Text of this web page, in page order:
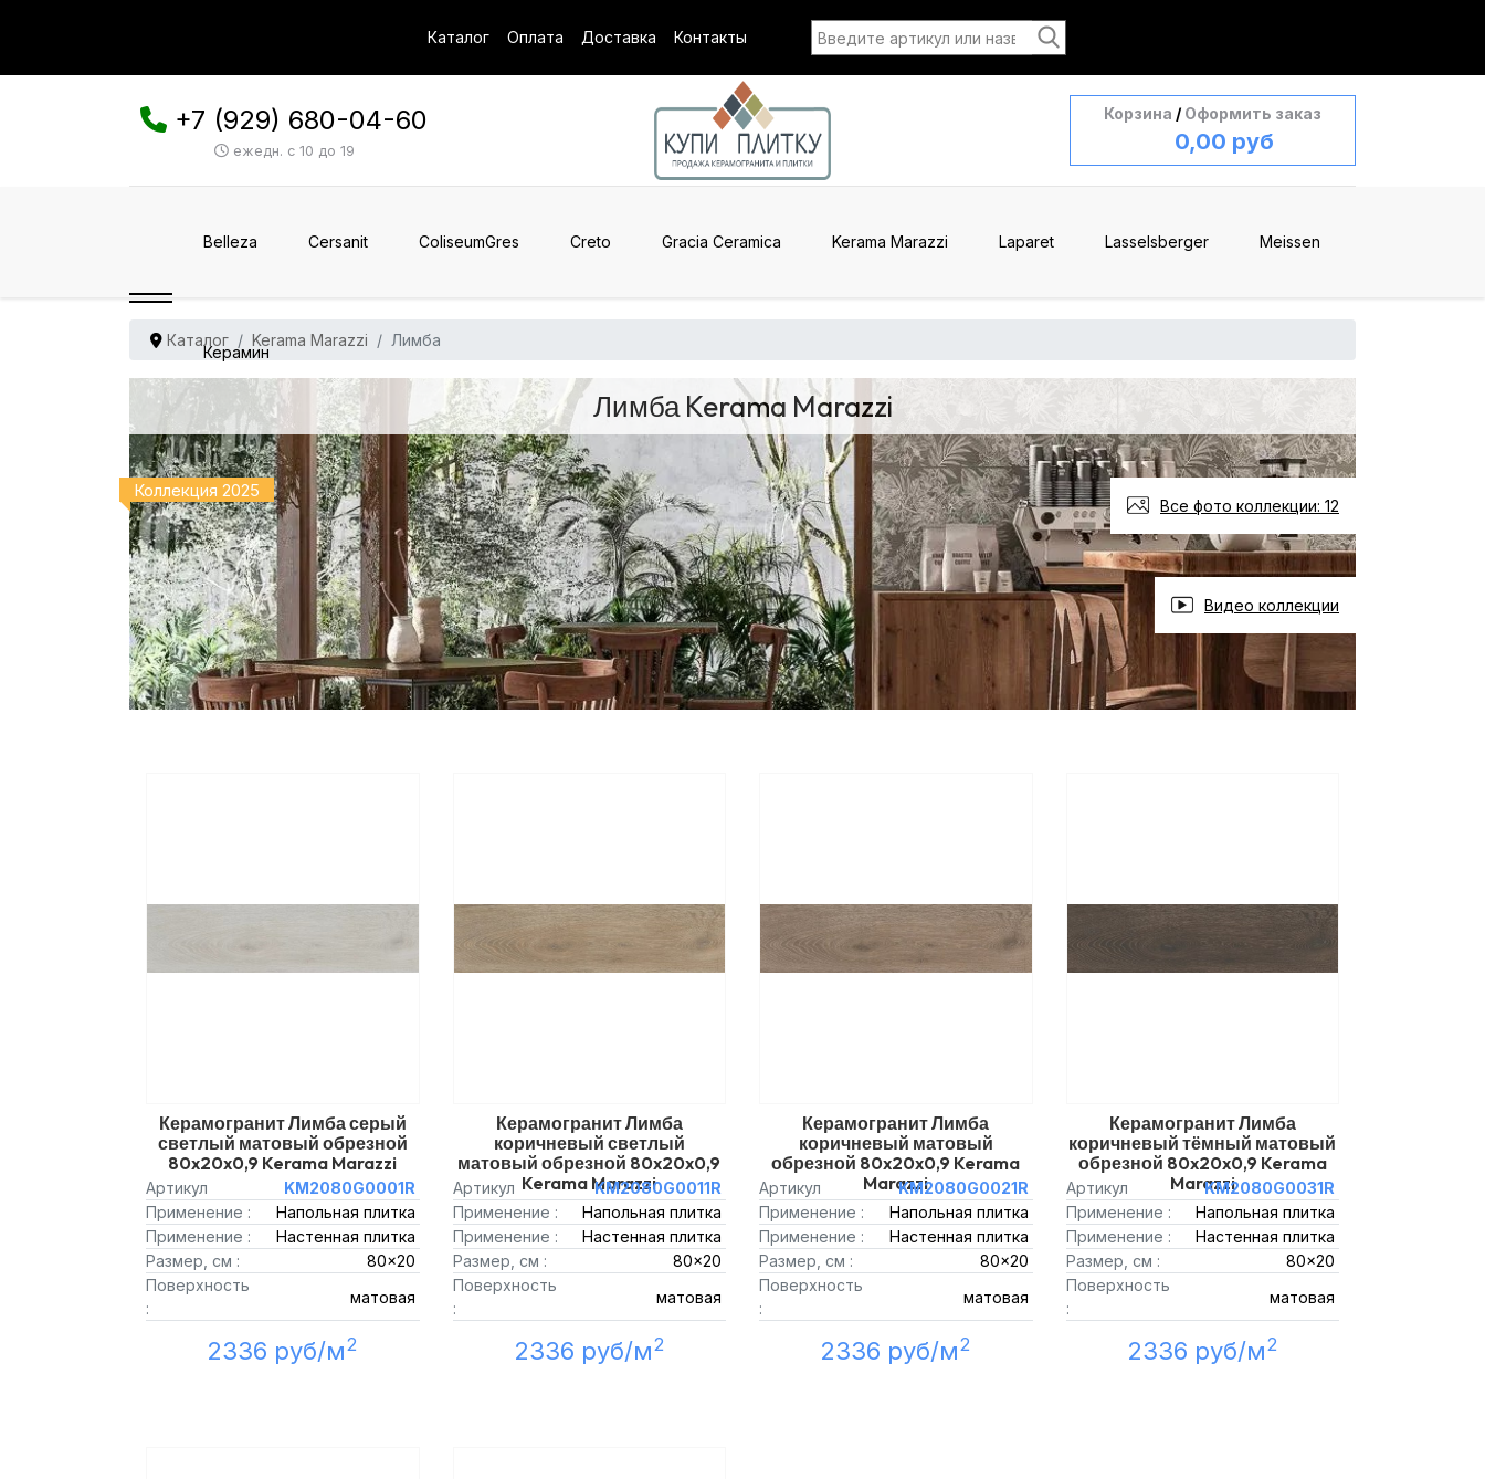
Каталог Оплата Доставка Контакты
+7 (929) 680-04-60
ежедн. с 10 до 19
Корзина / Оформить заказ
0,00 руб
Belleza Cersanit ColiseumGres Creto Gracia Ceramica Kerama Marazzi Laparet Lasselsberger Meissen
Керамин
Каталог Kerama Marazzi Лимба
Коллекция 2025
Лимба Kerama Marazzi
Все фото коллекции: 12
Видео коллекции
Керамогранит Лимба серый
светлый матовый обрезной
80x20x0,9 Kerama Marazzi
Артикул
KM2080G0001R
Применение :
Напольная плитка
Применение :
Настенная плитка
Размер, см :
80x20
Поверхность
:
матовая
2336 руб/м2
Керамогранит Лимба
коричневый светлый
матовый обрезной 80x20x0,9
Kerama Marazzi
Артикул
KM2080G0011R
Применение :
Напольная плитка
Применение :
Настенная плитка
Размер, см :
80x20
Поверхность
:
матовая
2336 руб/м2
Керамогранит Лимба
коричневый матовый
обрезной 80x20x0,9 Kerama
Marazzi
Артикул
KM2080G0021R
Применение :
Напольная плитка
Применение :
Настенная плитка
Размер, см :
80x20
Поверхность
:
матовая
2336 руб/м2
Керамогранит Лимба
коричневый тёмный матовый
обрезной 80x20x0,9 Kerama
Marazzi
Артикул
KM2080G0031R
Применение :
Напольная плитка
Применение :
Настенная плитка
Размер, см :
80x20
Поверхность
:
матовая
2336 руб/м2